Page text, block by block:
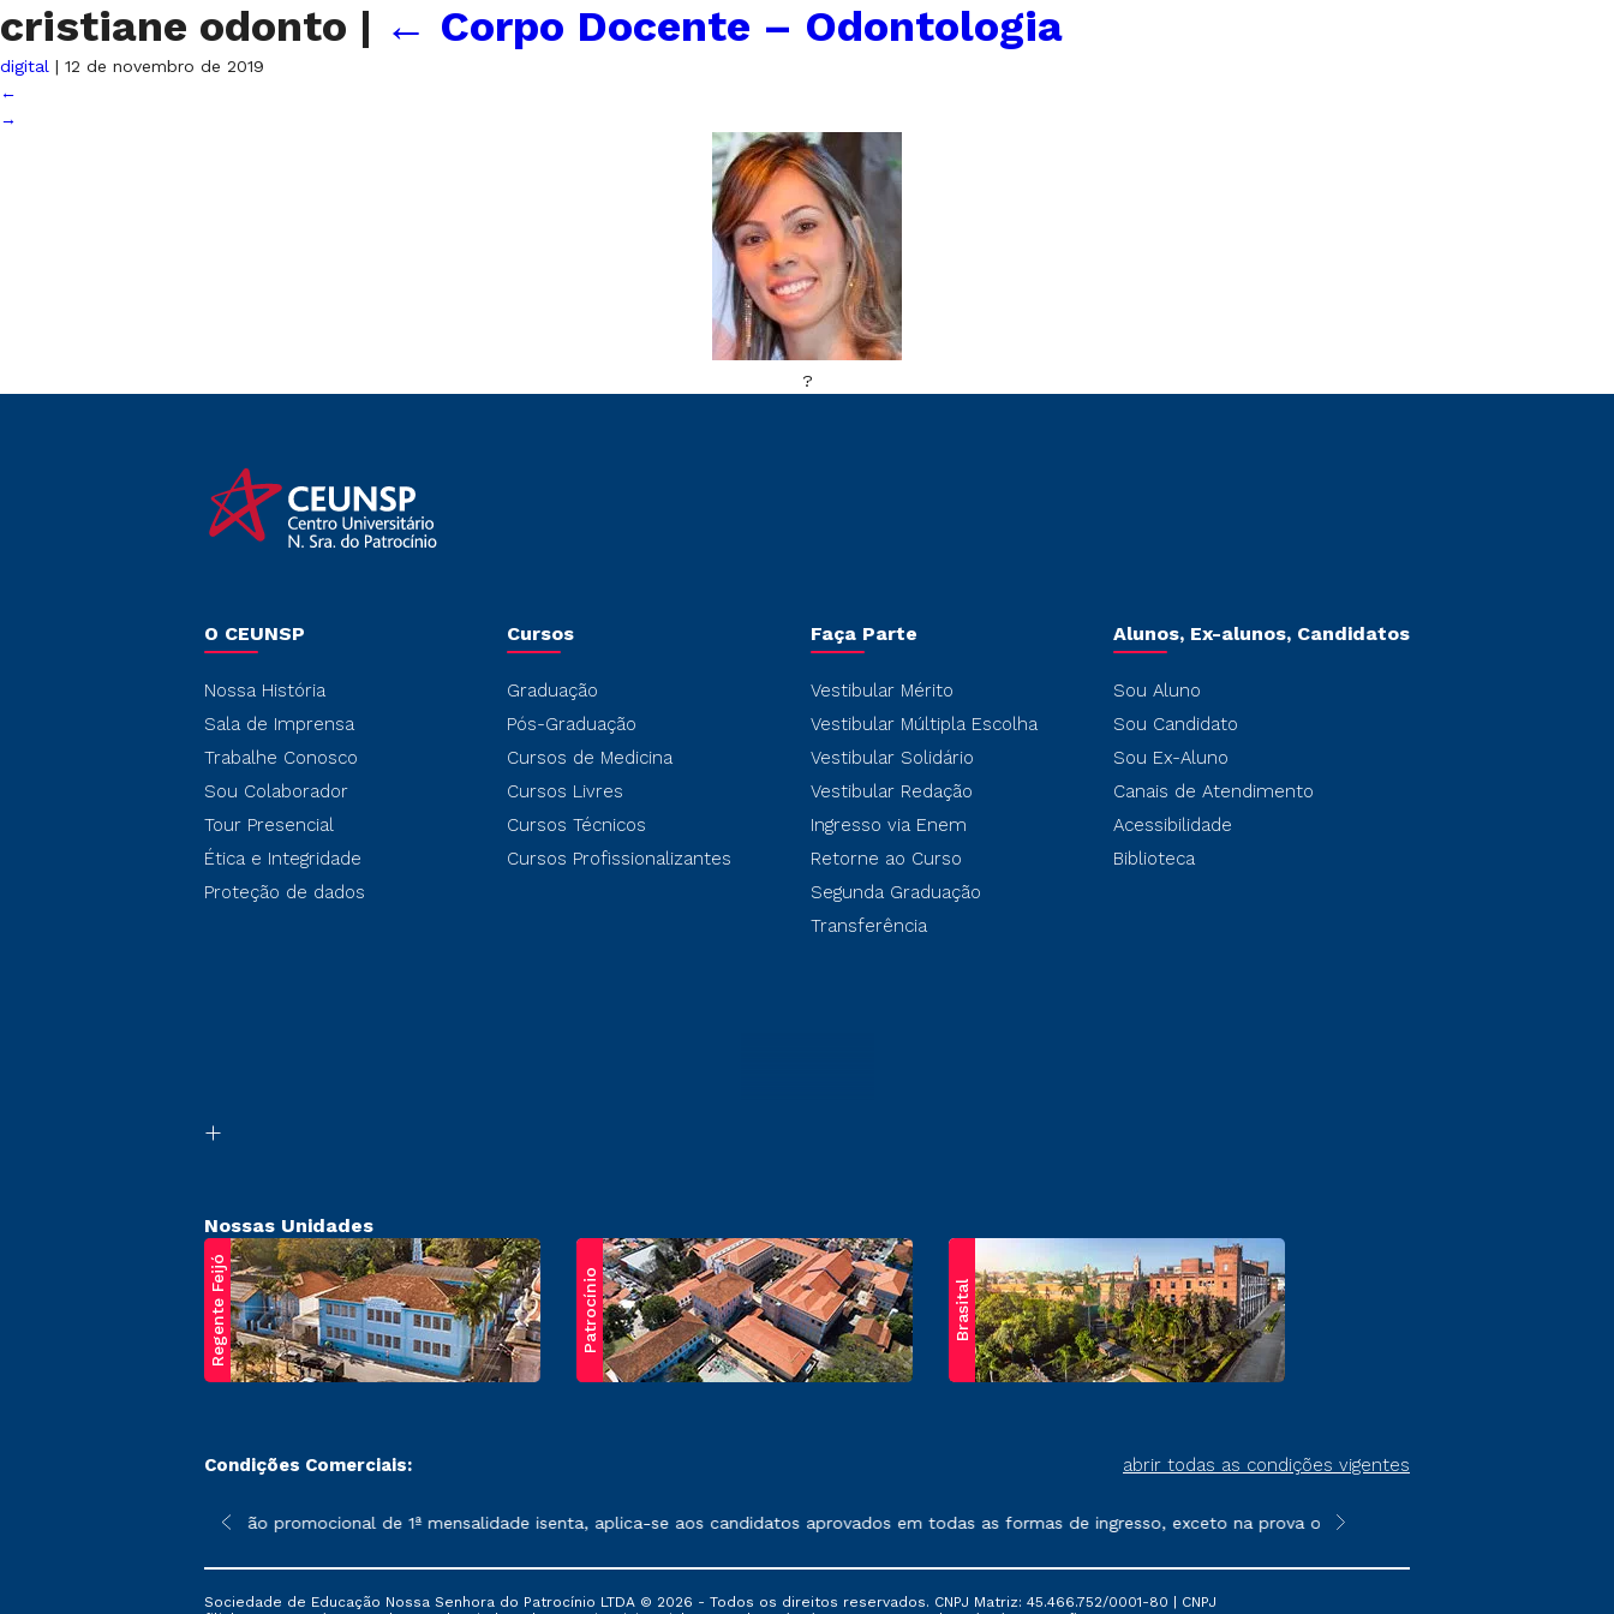
cristiane odonto | ← Corpo Docente – Odontologia
digital | 12 de novembro de 2019
←
→
?
O CEUNSP
Nossa História
Sala de Imprensa
Trabalhe Conosco
Sou Colaborador
Tour Presencial
Ética e Integridade
Proteção de dados
Cursos
Graduação
Pós-Graduação
Cursos de Medicina
Cursos Livres
Cursos Técnicos
Cursos Profissionalizantes
Faça Parte
Vestibular Mérito
Vestibular Múltipla Escolha
Vestibular Solidário
Vestibular Redação
Ingresso via Enem
Retorne ao Curso
Segunda Graduação
Transferência
Alunos, Ex-alunos, Candidatos
Sou Aluno
Sou Candidato
Sou Ex-Aluno
Canais de Atendimento
Acessibilidade
Biblioteca
Nossas Unidades
Regente Feijó Patrocínio Brasital
Condições Comerciais: abrir todas as condições vigentes
sofrer alterações nos períodos de rematrícula conforme exposto no contrato de prestação de serviços.
*A condição promocional de 1ª mensalidade isenta, aplica-se aos candidatos aprovados em todas as formas de ingresso, exceto na prova on-line ou agendada, que ofertam
**Semipresencial é um formato do
Sociedade de Educação Nossa Senhora do Patrocínio LTDA © 2026 - Todos os direitos reservados. CNPJ Matriz: 45.466.752/0001-80 | CNPJ